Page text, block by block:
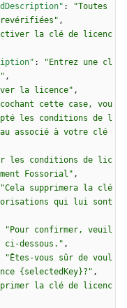
:
"Toutes
,
la clé de licenc
:
"Entrez une cl
,
la licence" ,
cette case, vou
les conditions de l
associé à votre clé
les conditions de lic
Fossorial" ,
"Cela supprimera la clé
qui lui sont
"Pour confirmer, veuil
dessous." ,
"Êtes-vous sûr de voul
{selectedKey}?" ,
la clé de licenc